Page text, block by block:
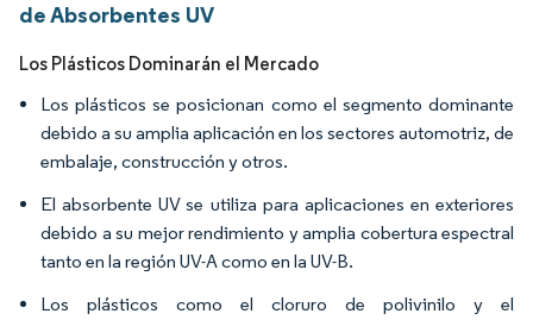
de Absorbentes UV
Los Plásticos Dominarán el Mercado
Los plásticos se posicionan como el segmento dominante
debido a su amplia aplicación en los sectores automotriz, de
embalaje, construcción y otros.
El absorbente UV se utiliza para aplicaciones en exteriores
debido a su mejor rendimiento y amplia cobertura espectral
tanto en la región UV-A como en la UV-B.
Los plásticos como el cloruro de polivinilo y el